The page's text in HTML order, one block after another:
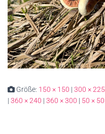
Größe: 150 × 150 | 300 × 225
| 360 × 240 | 360 × 300 | 50 × 50